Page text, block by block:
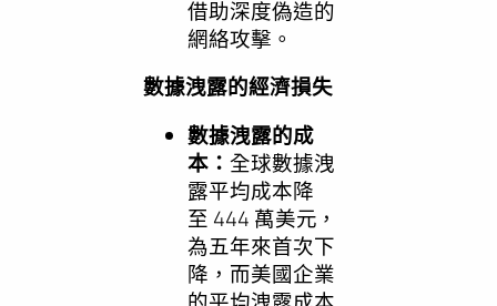
借助深度偽造的
網絡攻擊。
數據洩露的經濟損失
數據洩露的成
本：全球數據洩
露平均成本降
至 444 萬美元，
為五年來首次下
降，而美國企業